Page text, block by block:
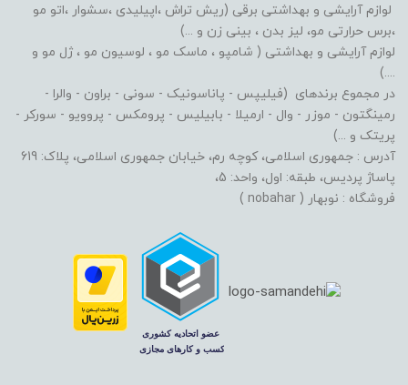
لوازم آرایشی و بهداشتی برقی (ریش تراش ،اپیلیدی ،سشوار ،اتو مو
،برس حرارتی مو، لیز بدن ، بینی زن و ...)
لوازم آرایشی و بهداشتی ( شامپو ، ماسک مو ، لوسیون مو ، ژل مو و
....)
در مجموع برندهای (فیلیپس - پاناسونیک - سونی - براون - والرا -
رمینگتون - موزر - وال - ارمیلا - بابیلیس - پرومکس - پروویو - سورکر -
پریتک و ...)
آدرس : جمهوری اسلامی، کوچه رم، خیابان جمهوری اسلامی، پلاک: 619
پاساژ پردیس، طبقه: اول، واحد: 5،
فروشگاه : نوبهار ( nobahar )